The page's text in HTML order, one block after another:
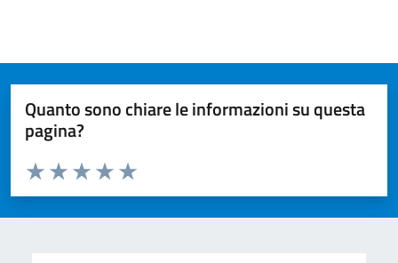
Quanto sono chiare le informazioni su questa
pagina?
Valuta da 1 a 5 stelle la pagina
Valuta 5 stelle su 5
Valuta 4 stelle su 5
Valuta 3 stelle su 5
Valuta 2 stelle su 5
Valuta 1 stelle su 5